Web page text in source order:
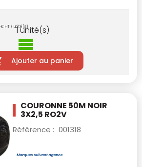
€ HT / unité(s)
1unité(s)
Ajouter au panier
COURONNE 50M NOIR
3X2,5 RO2V
Référence : 001318